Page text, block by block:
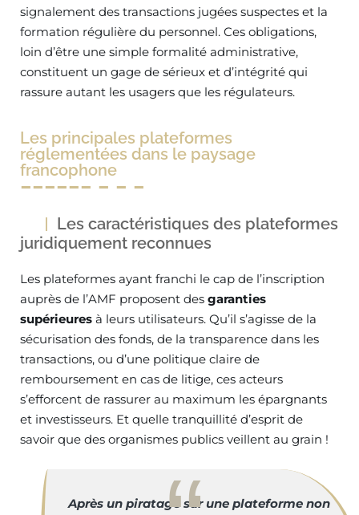
signalement des transactions jugées suspectes et la
formation régulière du personnel. Ces obligations,
loin d’être une simple formalité administrative,
constituent un gage de sérieux et d’intégrité qui
rassure autant les usagers que les régulateurs.
Les principales plateformes
réglementées dans le paysage
francophone
Les caractéristiques des plateformes
juridiquement reconnues
Les plateformes ayant franchi le cap de l’inscription
auprès de l’AMF proposent des garanties
supérieures à leurs utilisateurs. Qu’il s’agisse de la
sécurisation des fonds, de la transparence dans les
transactions, ou d’une politique claire de
remboursement en cas de litige, ces acteurs
s’efforcent de rassurer au maximum les épargnants
et investisseurs. Et quelle tranquillité d’esprit de
savoir que des organismes publics veillent au grain !
Après un piratage sur une plateforme non